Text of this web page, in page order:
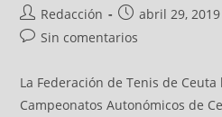
Redacción abril 29, 2019
Sin comentarios
La Federación de Tenis de Ceuta
Campeonatos Autonómicos de